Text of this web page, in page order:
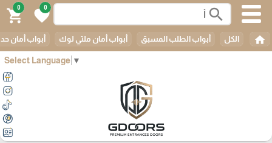
Select Language ▼
search
0
favorite
0
shopping_cart
home الكل أبواب الطلب المسبق أبواب أمان ملتي لوك أبواب أمان